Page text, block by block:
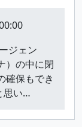
ジェン
）の中に閉
確保もでき
思い…